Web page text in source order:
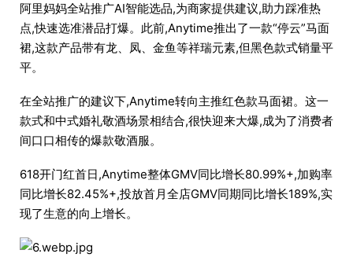
阿里妈妈全站推广AI智能选品,为商家提供建议,助力踩准热
点,快速选准潜品打爆。此前,Anytime推出了一款“停云”马面
裙,这款产品带有龙、凤、金鱼等祥瑞元素,但黑色款式销量平
平。
在全站推广的建议下,Anytime转向主推红色款马面裙。这一
款式和中式婚礼敬酒场景相结合,很快迎来大爆,成为了消费者
间口口相传的爆款敬酒服。
618开门红首日,Anytime整体GMV同比增长80.99%+,加购率
同比增长82.45%+,投放首月全店GMV同期同比增长189%,实
现了生意的向上增长。